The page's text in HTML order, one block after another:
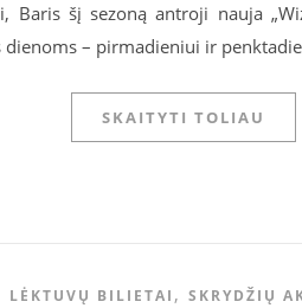
Baris šį sezoną antroji nauja
dienoms – pirmadieniui ir
SKAITYTI TOLIAU
LĖKTUVŲ BILIETAI , SKRYDŽIŲ